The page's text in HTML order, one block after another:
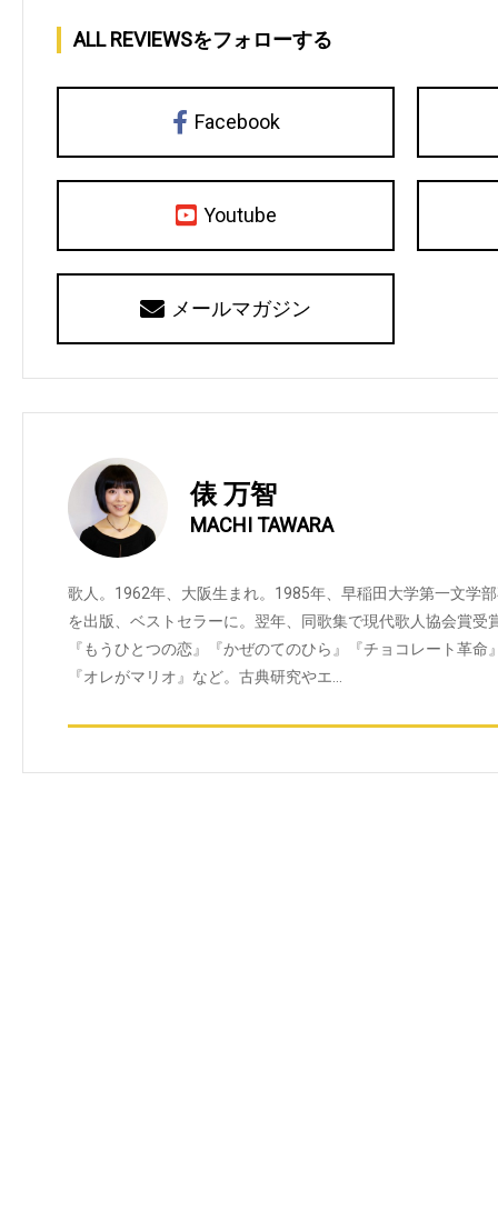
ALL REVIEWSをフォローする
Facebook
Youtube
メールマガジン
俵 万智
MACHI TAWARA
歌人。1962年、大阪生まれ。1985年、早稲田大学第一文学
を出版、ベストセラーに。翌年、同歌集で現代歌人協会賞受
『もうひとつの恋』『かぜのてのひら』『チョコレート革
『オレがマリオ』など。古典研究やエ…